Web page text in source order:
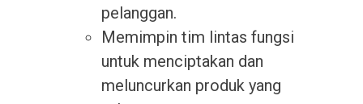
pelanggan.
Memimpin tim lintas fungsi
untuk menciptakan dan
meluncurkan produk yang